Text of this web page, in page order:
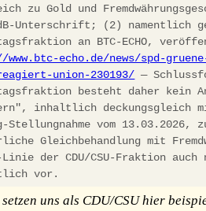
zu Gold und
Unterschrift; (2) namentlich
an BTC-ECHO,
echo.de/news/spd-
union-230193/ —
besteht daher kein
inhaltlich deckungsgleich
Stellungnahme vom
Gleichbehandlung mit
der CDU/CSU-Fraktion auch
vor.
setzen uns als CDU/CSU hier